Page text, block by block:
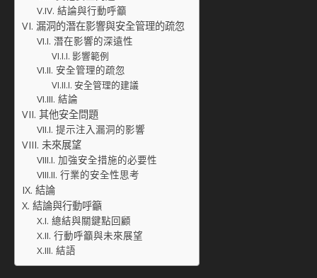
結論與行動呼籲
漏洞的潛在影響與安全管理的疏忽
潛在影響的深遠性
影響範例
安全管理的疏忽
安全管理的建議
結論
其他安全問題
提示注入漏洞的影響
未來展望
加強安全措施的必要性
行業的安全性思考
結論
結論與行動呼籲
總結與關鍵點回顧
行動呼籲與未來展望
結語